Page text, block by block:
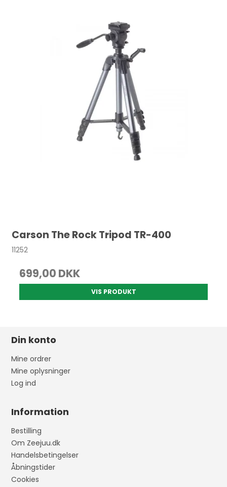
Carson The Rock Tripod TR-400
11252
699,00 DKK
VIS PRODUKT
Din konto
Mine ordrer
Mine oplysninger
Log ind
Information
Bestilling
Om Zeejuu.dk
Handelsbetingelser
Åbningstider
Cookies